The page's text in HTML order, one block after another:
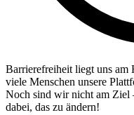
Barrierefreiheit liegt uns am
viele Menschen unsere
Noch sind wir nicht am Ziel
dabei, das zu ändern!